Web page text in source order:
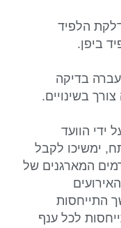
הלפיד
ביפן.
בדיקה
בשינויים.
ידי הוועד
ימשיכו לקבל
המארגנים של
התייחסות
לכל ענף